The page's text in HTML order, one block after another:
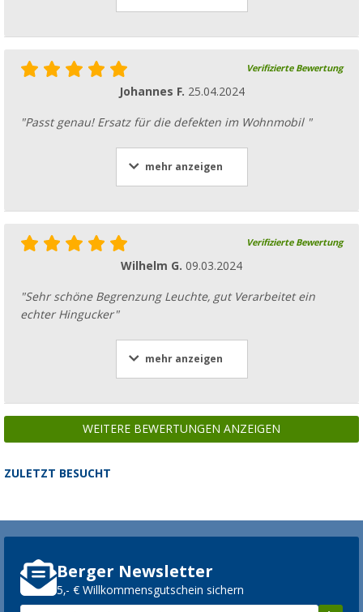
Verifizierte Bewertung
Johannes F. 25.04.2024
"Passt genau! Ersatz für die defekten im Wohnmobil "
mehr anzeigen
Verifizierte Bewertung
Wilhelm G. 09.03.2024
"Sehr schöne Begrenzung Leuchte, gut Verarbeitet ein
echter Hingucker"
mehr anzeigen
WEITERE BEWERTUNGEN ANZEIGEN
ZULETZT BESUCHT
Berger Newsletter
5,- € Willkommensgutschein sichern